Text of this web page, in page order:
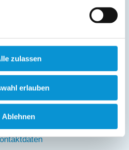
zulassen
erlauben
Ablehnen
Rechte können Sie
unentgeltlich
bei einer Aufsichtsbehörde